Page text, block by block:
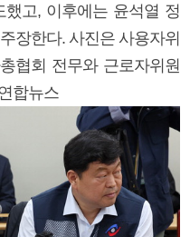
했고, 이후에는 윤석열 정
장한다. 사진은 사용자위
협회 전무와 근로자위원
합뉴스